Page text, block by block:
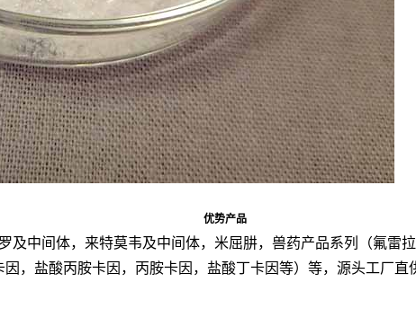
优势产品
及中间体，来特莫韦及中间体，米屈肼，兽药产品系列（氟雷
，盐酸丙胺卡因，丙胺卡因，盐酸丁卡因等）等，源头工厂